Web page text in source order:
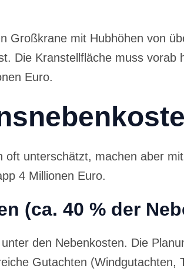
Großkrane mit Hubhöhen von
Die Kranstellfläche muss
Euro.
oft unterschätzt, machen aber
4 Millionen Euro.
(ca. 40 % der
den Nebenkosten. Die
Gutachten